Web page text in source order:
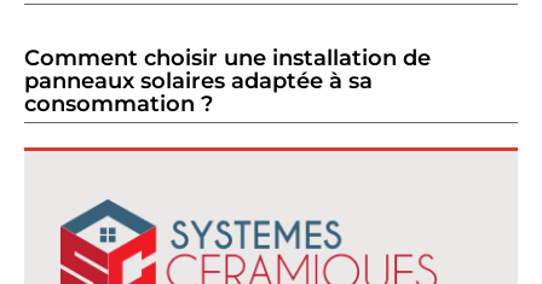
Comment choisir une installation de
panneaux solaires adaptée à sa
consommation ?